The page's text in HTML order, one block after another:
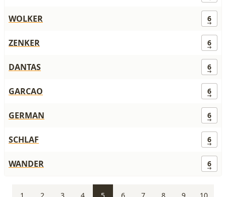
WOLKER 6
ZENKER 6
DANTAS 6
GARCAO 6
GERMAN 6
SCHLAF 6
WANDER 6